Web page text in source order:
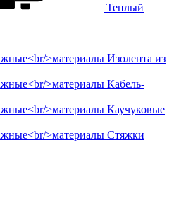
Теплый
Изолента из
Кабель-
Каучуковые
Стяжки